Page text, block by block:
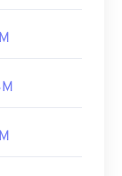
Pilihan
secara